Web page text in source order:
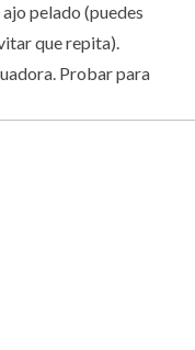
pelado (puedes
que repita).
Probar para